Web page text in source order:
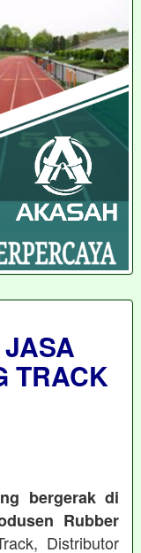
TRACK
bergerak di
Rubber
Distributor